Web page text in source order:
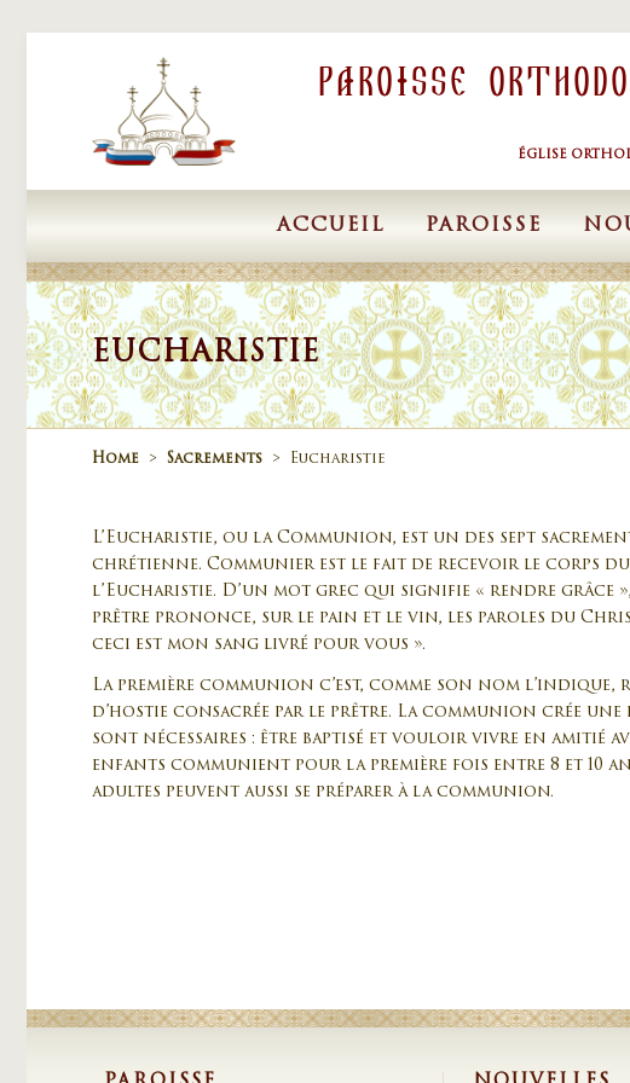
Paroisse
ÉGLISE
ACCUEIL PAROISSE
EUCHARISTIE
Home > Sacrements > Eucharistie
L’Eucharistie, ou la Communion, est un des sept
chrétienne. Communier est le fait de recevoir le corps
l’Eucharistie. D’un mot grec qui signifie « rendre grâce
prêtre prononce, sur le pain et le vin, les paroles du
ceci est mon sang livré pour vous ».
La première communion c’est, comme son nom
d’hostie consacrée par le prêtre. La communion crée
sont nécessaires : être baptisé et vouloir vivre en amitié
enfants communient pour la première fois entre 8 et 10
adultes peuvent aussi se préparer à la communion.